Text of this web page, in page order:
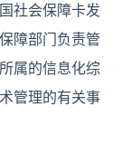
社会保障卡发
障部门负责管
属的信息化综
管理的有关事